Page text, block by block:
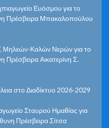
Ευόσμου για το
Πρέσβειρα Μπακαλοπούλου
Μηλεών-Καλών Νερών για το
Αικατερίνη Σ.
στο Διαδίκτυο 2026-2029
Σταυρού Ημαθίας για
Πρέσβειρα Σίτσα